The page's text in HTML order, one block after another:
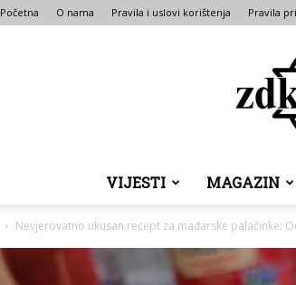
Početna O nama Pravila i uslovi korištenja Pravila
VIJESTI MAGAZIN
Nevjerovatno ukusan recept za mađarske palačinke: